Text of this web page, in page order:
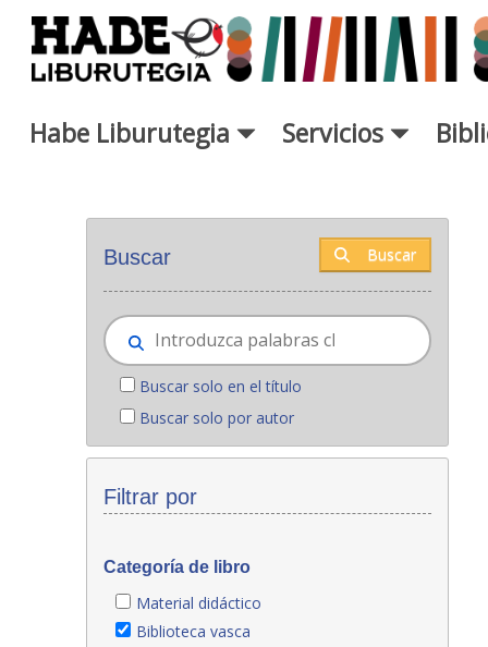
Saltar al contenido principal
Habe Liburutegia Servicios
Buscar Buscar
Buscar solo en el título
Buscar solo por autor
Filtrar por
Categoría de libro
Material didáctico
Biblioteca vasca